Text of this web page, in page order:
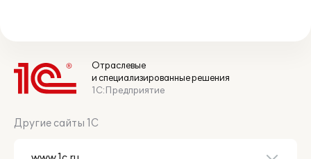
Отраслевые
и специализированные решения
1С:Предприятие
Другие сайты 1С